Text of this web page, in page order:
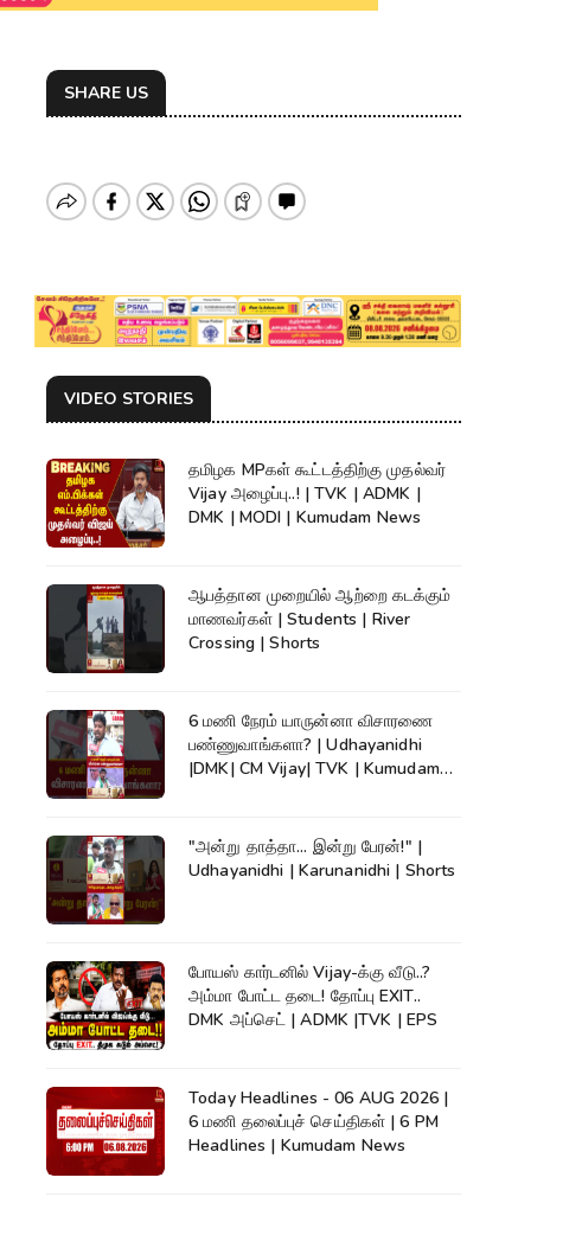
SHARE US
VIDEO STORIES
தமிழக MPகள் கூட்டத்திற்கு முதல்வர்
Vijay அழைப்பு..! | TVK | ADMK |
DMK | MODI | Kumudam News
ஆபத்தான முறையில் ஆற்றை கடக்கும்
மாணவர்கள் | Students | River
Crossing | Shorts
6 மணி நேரம் யாருன்னா விசாரணை
பண்ணுவாங்களா? | Udhayanidhi
|DMK| CM Vijay| TVK | Kumudam
"அன்று தாத்தா... இன்று பேரன்!" |
Udhayanidhi | Karunanidhi | Shorts
போயஸ் கார்டனில் Vijay-க்கு வீடு..?
அம்மா போட்ட தடை! தோப்பு EXIT..
DMK அப்செட் | ADMK |TVK | EPS
Today Headlines - 06 AUG 2026 |
6 மணி தலைப்புச் செய்திகள் | 6 PM
Headlines | Kumudam News